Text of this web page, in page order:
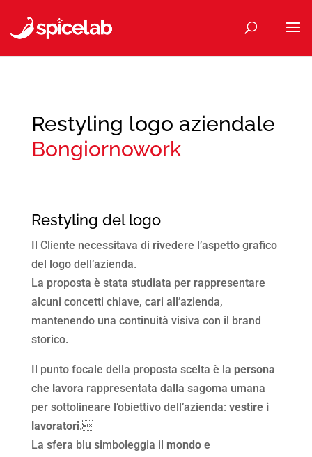
Restyling logo aziendale
Bongiornowork
Restyling del logo
Il Cliente necessitava di rivedere l’aspetto grafico
del logo dell’azienda.
La proposta è stata studiata per rappresentare
alcuni concetti chiave, cari all’azienda,
mantenendo una continuità visiva con il brand
storico.
Il punto focale della proposta scelta è la persona
che lavora rappresentata dalla sagoma umana
per sottolineare l’obiettivo dell’azienda: vestire i
lavoratori.
La sfera blu simboleggia il mondoe